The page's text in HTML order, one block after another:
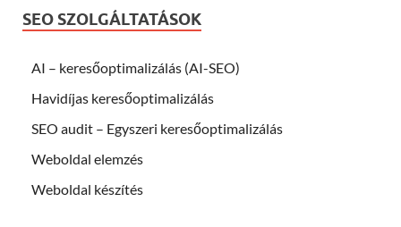
SEO SZOLGÁLTATÁSOK
AI – keresőoptimalizálás (AI-SEO)
Havidíjas keresőoptimalizálás
SEO audit – Egyszeri keresőoptimalizálás
Weboldal elemzés
Weboldal készítés